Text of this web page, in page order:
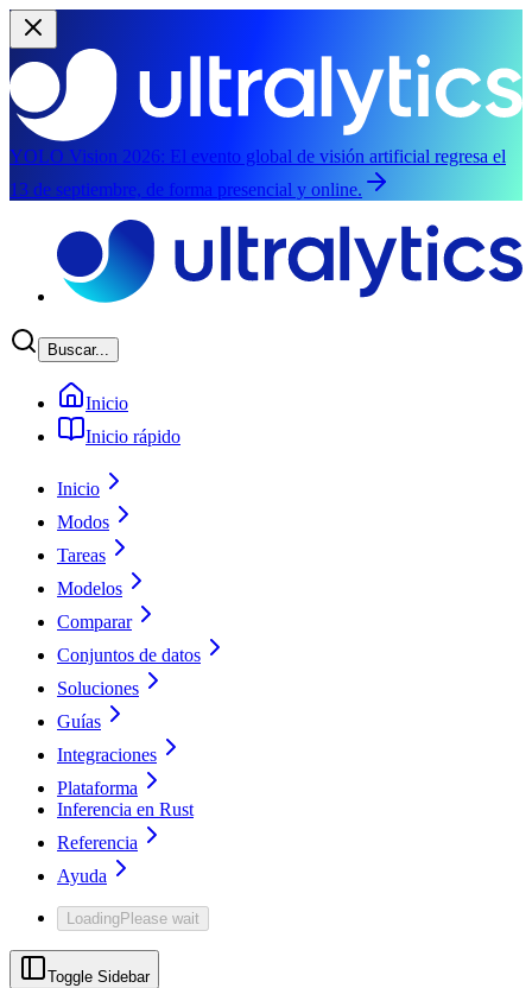
YOLO Vision 2026: El evento global de visión artificial regresa el
13 de septiembre, de forma presencial y online.
Buscar...
Inicio
Inicio rápido
Inicio
Modos
Tareas
Modelos
Comparar
Conjuntos de datos
Soluciones
Guías
Integraciones
Plataforma
Inferencia en Rust
Referencia
Ayuda
LoadingPlease wait
Toggle Sidebar